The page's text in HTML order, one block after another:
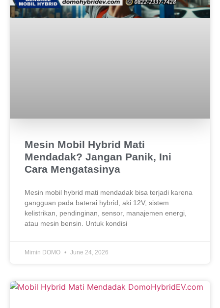
Mesin Mobil Hybrid Mati
Mendadak? Jangan Panik, Ini
Cara Mengatasinya
Mesin mobil hybrid mati mendadak bisa terjadi karena
gangguan pada baterai hybrid, aki 12V, sistem
kelistrikan, pendinginan, sensor, manajemen energi,
atau mesin bensin. Untuk kondisi
Mimin DOMO June 24, 2026